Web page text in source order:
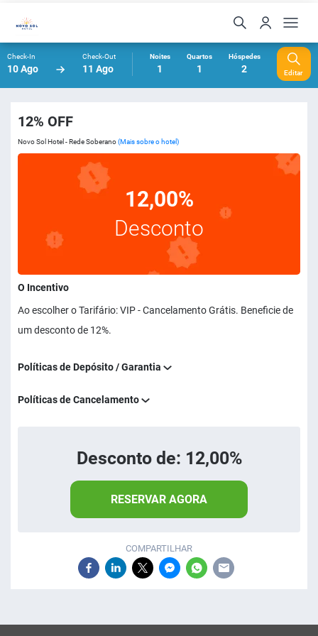
Check-In
10 Ago
Check-Out
11 Ago
Noites
1
Quartos
1
Hóspedes
2 Editar
12% OFF
Novo Sol Hotel - Rede Soberano(Mais sobre o hotel)
12,00%
Desconto
O Incentivo
Ao escolher o Tarifário: VIP - Cancelamento Grátis. Beneficie de
um desconto de 12%.
Políticas de Depósito / Garantia
Políticas de Cancelamento
Desconto de: 12,00%
RESERVAR AGORA
COMPARTILHAR